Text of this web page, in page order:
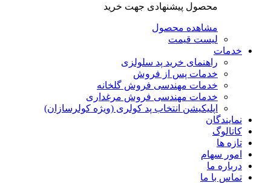
محصول پیشنهادی جهت خرید
مشاهده محصول
لیست قیمت
خدمات
راهنمای خرید پد سلولزی
خدمات پس از فروش
خدمات مهندسی فروش گلخانه
خدمات مهندسی فروش مرغداری
اپلیکیشن انتخاب پد کولری (ویژه کولرسازان)
نمایندگان
کاتالوگ
تازه ها
امور سهام
درباره ما
تماس با ما